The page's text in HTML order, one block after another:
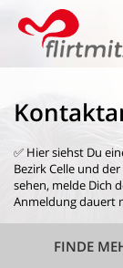
✅ Hier siehst Du
Bezirk Celle und der
sehen, melde Dich
Anmeldung dauert
FINDE